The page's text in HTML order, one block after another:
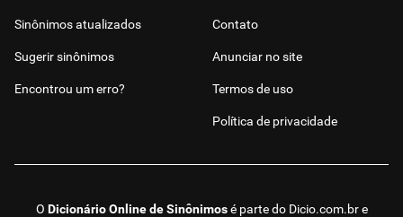
O Dicionário Online de Sinônimosé parte do Dicio.com.bre
Sinônimos atualizados
Sugerir sinônimos
Encontrou um erro?
Contato
Anunciar no site
Termos de uso
Política de privacidade